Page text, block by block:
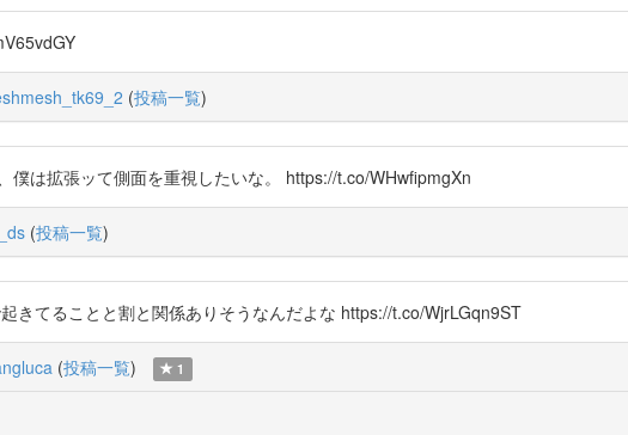
(投稿一覧)
僕は拡張ッて側面を重視したいな。 https://t.co/WHwfipmgXn
(投稿一覧)
きてることと割と関係ありそうなんだよな https://t.co/WjrLGqn9ST
(投稿一覧) 1